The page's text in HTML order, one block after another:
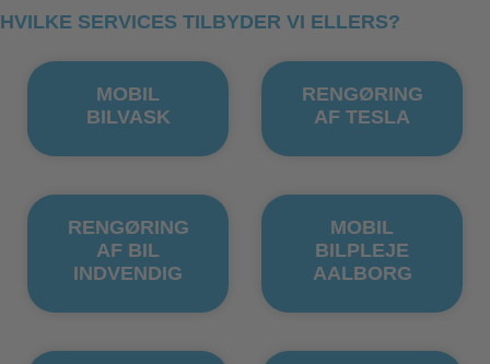
HVILKE SERVICES TILBYDER VI ELLERS?
MOBIL
BILVASK
RENGØRING
AF TESLA
RENGØRING
AF BIL
INDVENDIG
MOBIL
BILPLEJE
AALBORG